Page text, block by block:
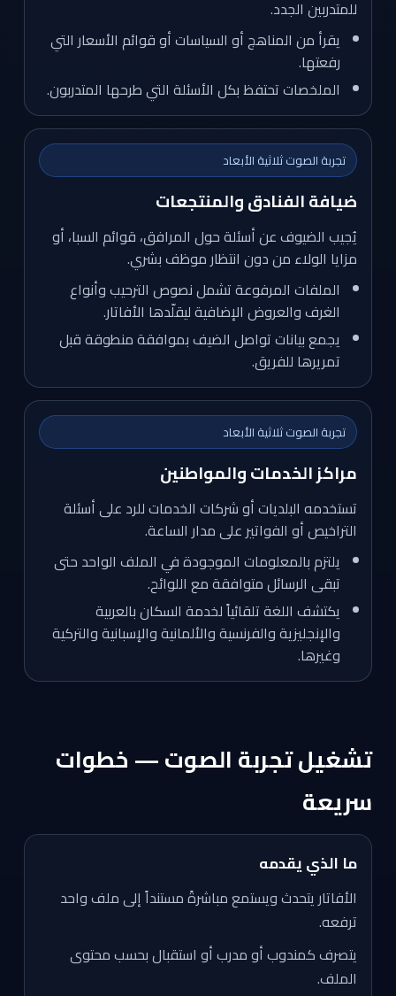
للمتدربين الجدد.
يقرأ من المناهج أو السياسات أو قوائم الأسعار التي
رفعتها.
الملخصات تحتفظ بكل الأسئلة التي طرحها المتدربون.
تجربة الصوت ثلاثية الأبعاد
ضيافة الفنادق والمنتجعات
يُجيب الضيوف عن أسئلة حول المرافق، قوائم السبا، أو
مزايا الولاء من دون انتظار موظف بشري.
الملفات المرفوعة تشمل نصوص الترحيب وأنواع
الغرف والعروض الإضافية ليقلّدها الأفاتار.
يجمع بيانات تواصل الضيف بموافقة منطوقة قبل
تمريرها للفريق.
تجربة الصوت ثلاثية الأبعاد
مراكز الخدمات والمواطنين
تستخدمه البلديات أو شركات الخدمات للرد على أسئلة
التراخيص أو الفواتير على مدار الساعة.
يلتزم بالمعلومات الموجودة في الملف الواحد حتى
تبقى الرسائل متوافقة مع اللوائح.
يكتشف اللغة تلقائياً لخدمة السكان بالعربية
والإنجليزية والفرنسية والألمانية والإسبانية والتركية
وغيرها.
تشغيل تجربة الصوت — خطوات
سريعة
ما الذي يقدمه
الأفاتار يتحدث ويستمع مباشرةً مستنداً إلى ملف واحد
ترفعه.
يتصرف كمندوب أو مدرب أو استقبال بحسب محتوى
الملف.